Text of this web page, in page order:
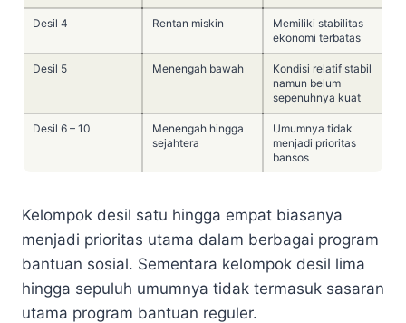
Desil 4 Rentan miskin
Memiliki stabilitas
ekonomi terbatas
Desil 5 Menengah bawah
Kondisi relatif stabil
namun belum
sepenuhnya kuat
Desil 6 – 10
Menengah hingga
sejahtera
Umumnya tidak
menjadi prioritas
bansos
Kelompok desil satu hingga empat biasanya
menjadi prioritas utama dalam berbagai program
bantuan sosial. Sementara kelompok desil lima
hingga sepuluh umumnya tidak termasuk sasaran
utama program bantuan reguler.